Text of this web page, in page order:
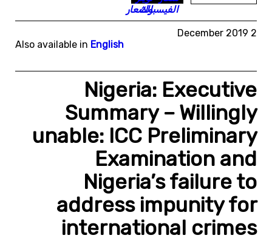
2 December 2019
Also available in English
Nigeria: Executive
Summary – Willingly
unable: ICC Preliminary
Examination and
Nigeria’s failure to
address impunity for
international crimes